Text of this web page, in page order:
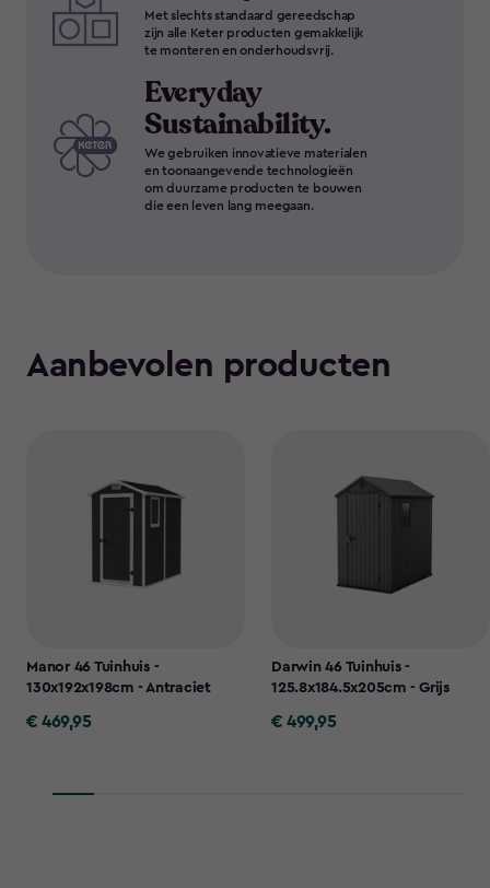
Met slechts standaard gereedschap
zijn alle Keter producten gemakkelijk
te monteren en onderhoudsvrij.
Everyday
Sustainability.
We gebruiken innovatieve materialen
en toonaangevende technologieën
om duurzame producten te bouwen
die een leven lang meegaan.
Aanbevolen producten
Manor 46 Tuinhuis -
130x192x198cm - Antraciet
€
€ 469,95
Darwin 46 Tuinhuis -
125.8x184.5x205cm - Grijs
€
€ 499,95